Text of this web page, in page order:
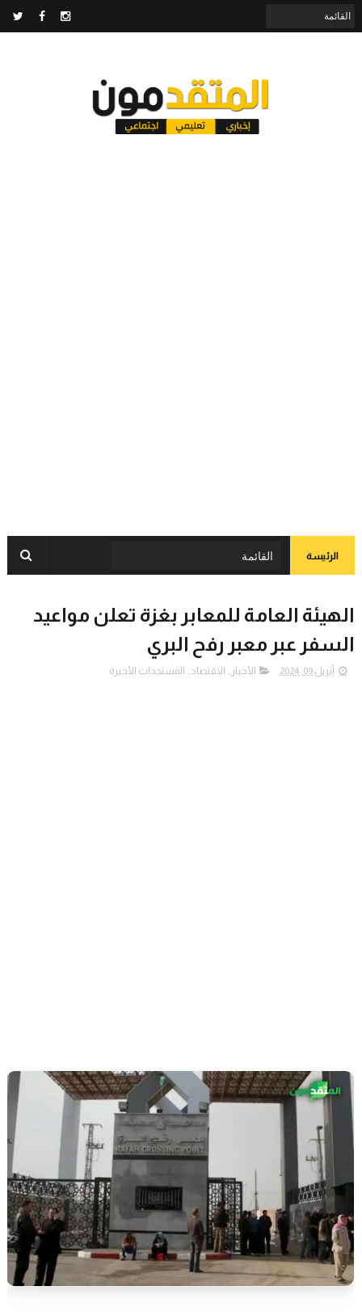
الرئيسة
الهيئة العامة للمعابر بغزة تعلن مواعيد
السفر عبر معبر رفح البري
أبريل 09, 2024 الأخبار , الاقتصاد, المستجدات الأخيرة